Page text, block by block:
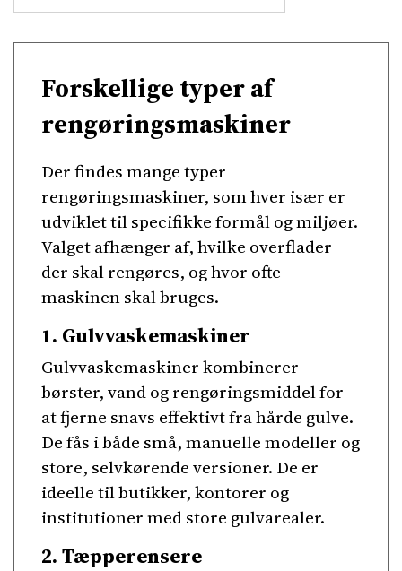
Forskellige typer af
rengøringsmaskiner
Der findes mange typer
rengøringsmaskiner, som hver især er
udviklet til specifikke formål og miljøer.
Valget afhænger af, hvilke overflader
der skal rengøres, og hvor ofte
maskinen skal bruges.
1. Gulvvaskemaskiner
Gulvvaskemaskiner kombinerer
børster, vand og rengøringsmiddel for
at fjerne snavs effektivt fra hårde gulve.
De fås i både små, manuelle modeller og
store, selvkørende versioner. De er
ideelle til butikker, kontorer og
institutioner med store gulvarealer.
2. Tæpperensere